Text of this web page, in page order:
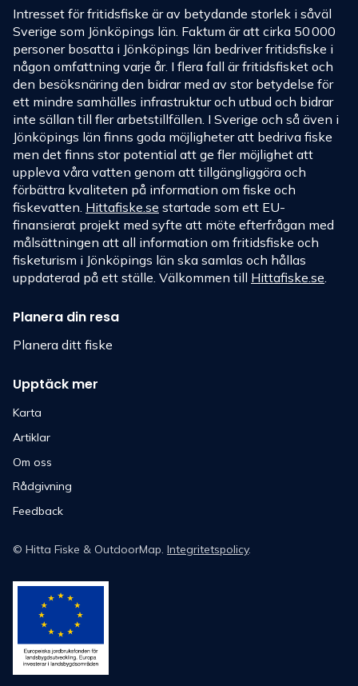
Intresset för fritidsfiske är av betydande storlek i såväl
Sverige som Jönköpings län. Faktum är att cirka 50 000
personer bosatta i Jönköpings län bedriver fritidsfiske i
någon omfattning varje år. I flera fall är fritidsfisket och
den besöksnäring den bidrar med av stor betydelse för
ett mindre samhälles infrastruktur och utbud och bidrar
inte sällan till fler arbetstillfällen. I Sverige och så även i
Jönköpings län finns goda möjligheter att bedriva fiske
men det finns stor potential att ge fler möjlighet att
uppleva våra vatten genom att tillgängliggöra och
förbättra kvaliteten på information om fiske och
fiskevatten. Hittafiske.se startade som ett EU-
finansierat projekt med syfte att möte efterfrågan med
målsättningen att all information om fritidsfiske och
fisketurism i Jönköpings län ska samlas och hållas
uppdaterad på ett ställe. Välkommen till Hittafiske.se.
Planera din resa
Planera ditt fiske
Upptäck mer
Karta
Artiklar
Om oss
Rådgivning
Feedback
© Hitta Fiske & OutdoorMap. Integritetspolicy.